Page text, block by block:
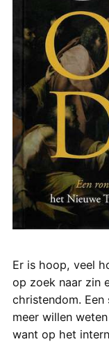
Er is hoop, veel
op zoek naar zin
christendom.
meer willen
want op het